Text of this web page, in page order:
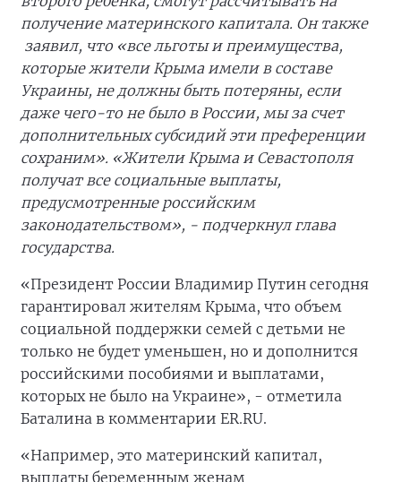
получение материнского капитала. Он также
заявил, что «все льготы и преимущества,
которые жители Крыма имели в составе
Украины, не должны быть потеряны, если
даже чего-то не было в России, мы за счет
дополнительных субсидий эти преференции
сохраним». «Жители Крыма и Севастополя
получат все социальные выплаты,
предусмотренные российским
законодательством», - подчеркнул глава
государства.
«Президент России Владимир Путин сегодня
гарантировал жителям Крыма, что объем
социальной поддержки семей с детьми не
только не будет уменьшен, но и дополнится
российскими пособиями и выплатами,
которых не было на Украине», - отметила
Баталина в комментарии ER.RU.
«Например, это материнский капитал,
выплаты беременным женам